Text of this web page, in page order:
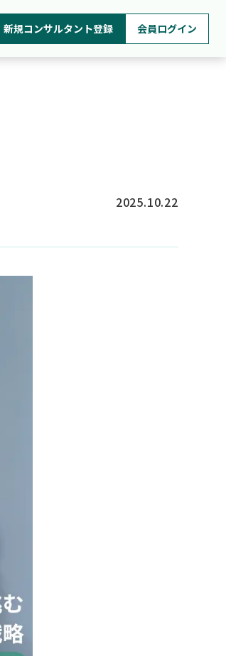
新規コンサルタント登録 会員ログイン
2025.10.22